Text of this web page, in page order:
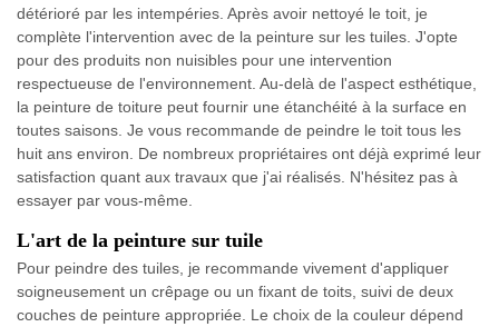
détérioré par les intempéries. Après avoir nettoyé le toit, je
complète l'intervention avec de la peinture sur les tuiles. J'opte
pour des produits non nuisibles pour une intervention
respectueuse de l'environnement. Au-delà de l'aspect esthétique,
la peinture de toiture peut fournir une étanchéité à la surface en
toutes saisons. Je vous recommande de peindre le toit tous les
huit ans environ. De nombreux propriétaires ont déjà exprimé leur
satisfaction quant aux travaux que j'ai réalisés. N'hésitez pas à
essayer par vous-même.
L'art de la peinture sur tuile
Pour peindre des tuiles, je recommande vivement d'appliquer
soigneusement un crêpage ou un fixant de toits, suivi de deux
couches de peinture appropriée. Le choix de la couleur dépend